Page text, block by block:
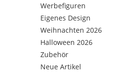
Werbefiguren
Eigenes Design
Weihnachten 2026
Halloween 2026
Zubehör
Neue Artikel